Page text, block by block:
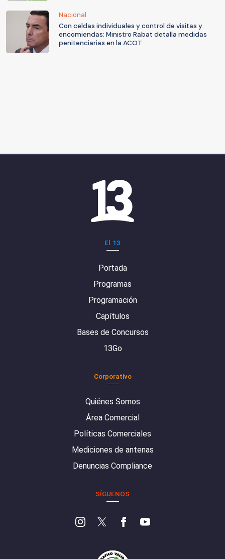
Nacional
Con celdas individuales y control de visitas y
encomiendas: Ministro Rabat detalla medidas
penitenciarias en la ACOT
El 13
Portada
Programas
Programación
Capítulos
Bases de Concursos
13Go
Corporativo
Quiénes Somos
Área Comercial
Políticas Comerciales
Mediciones de antenas
Denuncias Compliance
SÍGUENOS